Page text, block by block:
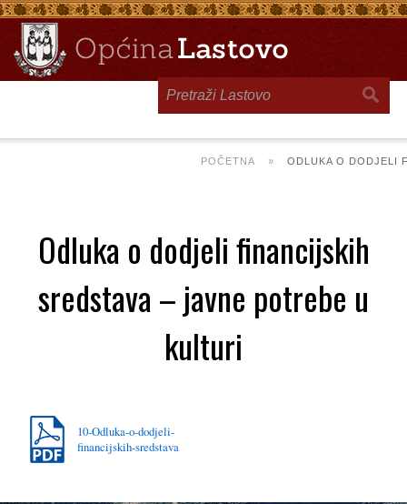
POČETNA » ODLUKA O DODJELI
Odluka o dodjeli financijskih
sredstava – javne potrebe u
kulturi
10-Odluka-o-dodjeli-
financijskih-sredstava